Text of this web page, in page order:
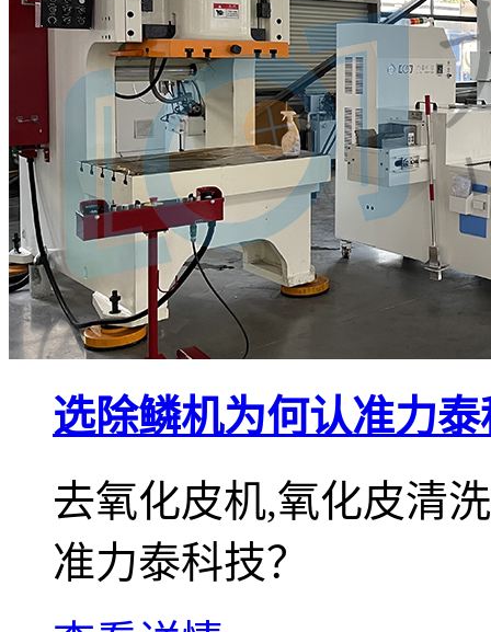
选除鳞机为何认准力
去氧化皮机,氧化皮清
准力泰科技？